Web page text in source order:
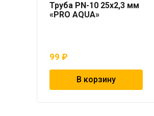
Труба PN-10 25х2,3 мм
«PRO AQUA»
99 ₽
В корзину